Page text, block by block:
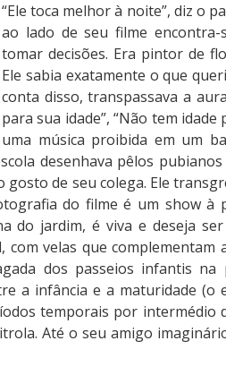
“Ele toca melhor à noite”, diz o
ao lado de seu filme
tomar decisões. Era pintor de
Ele sabia exatamente o que
conta disso, transpassava a
para sua idade”, “Não tem
uma música proibida em um
desenhava pêlos
gosto de seu colega. Ele
do filme é um show à
do jardim, é viva e deseja
com velas que
dos passeios infantis
a infância e a maturidade (o
temporais por intermédio
Até o seu amigo